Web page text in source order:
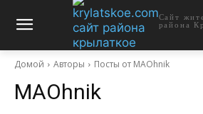
Сайт
района
Домой Авторы Посты от MAOhnik
MAOhnik